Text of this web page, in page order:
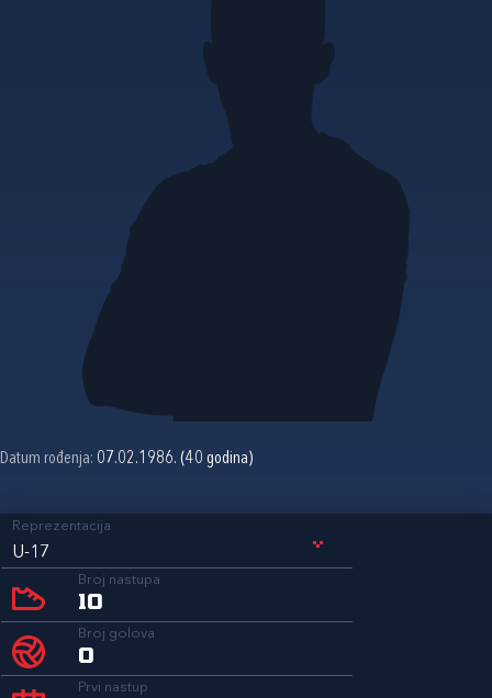
Datum rođenja: 07.02.1986. (40 godina)
Reprezentacija
U-17
Broj nastupa
10
Broj golova
0
Prvi nastup